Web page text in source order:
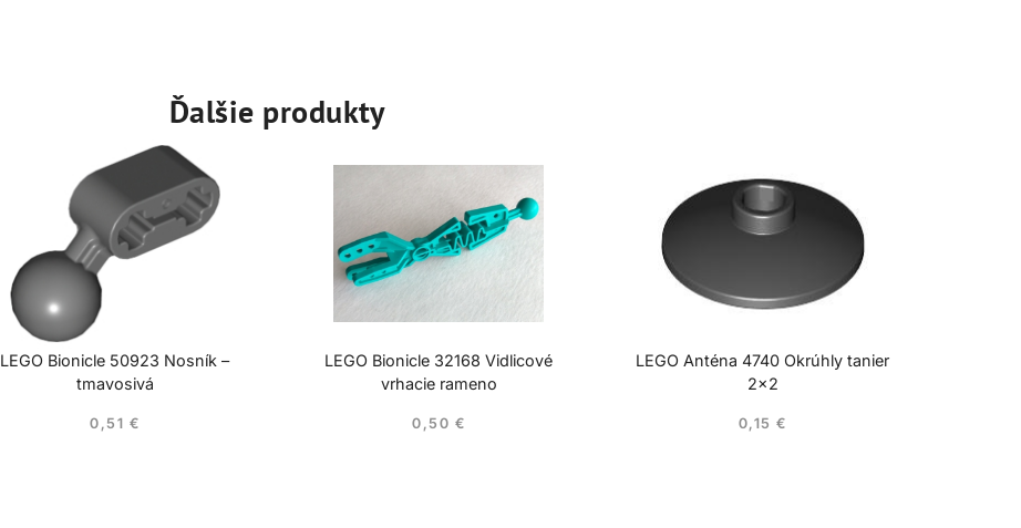
Ďalšie produkty
LEGO Bionicle 50923 Nosník –
tmavosivá
0,51 €
LEGO Bionicle 32168 Vidlicové
vrhacie rameno
0,50 €
LEGO Anténa 4740 Okrúhly tanier
2×2
0,15€